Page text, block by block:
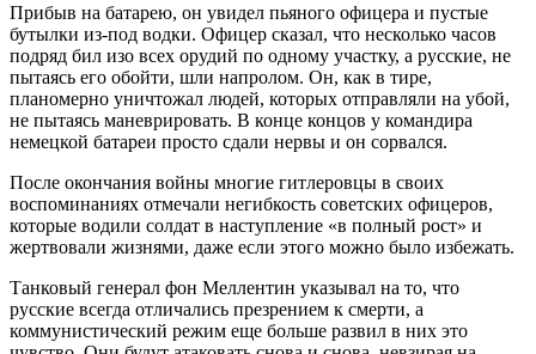
Прибыв на батарею, он увидел пьяного офицера и пустые
бутылки из-под водки. Офицер сказал, что несколько часов
подряд бил изо всех орудий по одному участку, а русские, не
пытаясь его обойти, шли напролом. Он, как в тире,
планомерно уничтожал людей, которых отправляли на убой,
не пытаясь маневрировать. В конце концов у командира
немецкой батареи просто сдали нервы и он сорвался.
После окончания войны многие гитлеровцы в своих
воспоминаниях отмечали негибкость советских офицеров,
которые водили солдат в наступление «в полный рост» и
жертвовали жизнями, даже если этого можно было избежать.
Танковый генерал фон Меллентин указывал на то, что
русские всегда отличались презрением к смерти, а
коммунистический режим еще больше развил в них это